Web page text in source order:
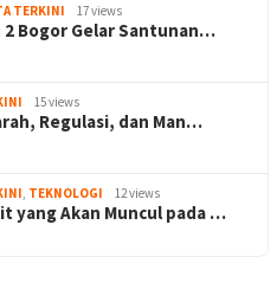
TERKINI 17 views
2 Bogor Gelar Santunan…
15 views
Regulasi, dan Man…
, TEKNOLOGI 12 views
yang Akan Muncul pada …